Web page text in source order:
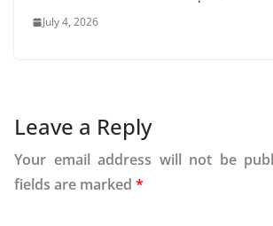
July 4, 2026
Leave a Reply
Your email address will not be
fields are marked *